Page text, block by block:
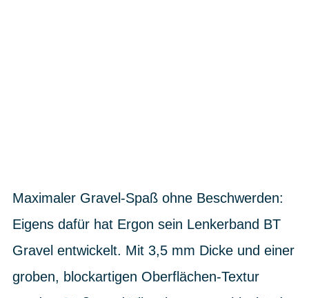
Maximaler Gravel-Spaß ohne Beschwerden:
Eigens dafür hat Ergon sein Lenkerband BT
Gravel entwickelt. Mit 3,5 mm Dicke und einer
groben, blockartigen Oberflächen-Textur